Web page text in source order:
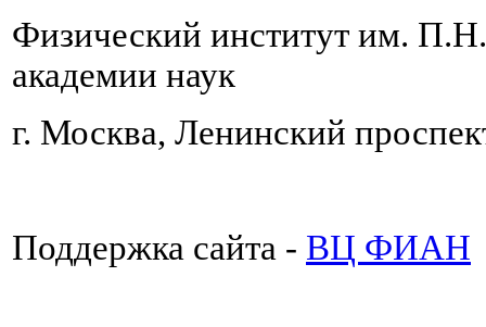
Физический институт им.
академии наук
г. Москва, Ленинский
Поддержка сайта - ВЦ ФИАН